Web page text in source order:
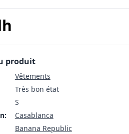
produit
Vêtements
Très bon état
S
Casablanca
Banana Republic